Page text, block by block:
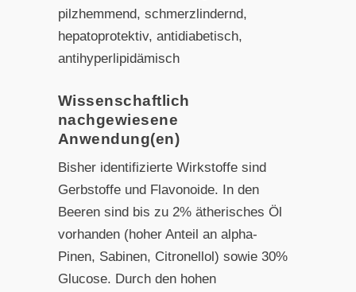
pilzhemmend, schmerzlindernd,
hepatoprotektiv, antidiabetisch,
antihyperlipidämisch
Wissenschaftlich
nachgewiesene
Anwendung(en)
Bisher identifizierte Wirkstoffe sind
Gerbstoffe und Flavonoide. In den
Beeren sind bis zu 2% ätherisches Öl
vorhanden (hoher Anteil an alpha-
Pinen, Sabinen, Citronellol) sowie 30%
Glucose. Durch den hohen